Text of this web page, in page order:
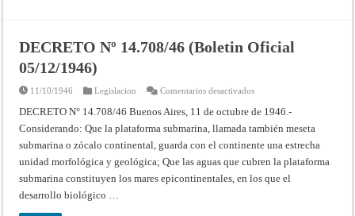
DECRETO Nº 14.708/46 (Boletin Oficial
05/12/1946)
11/10/1946 Legislacion Comentarios desactivadosen
Nº
14.708/46
(Boletin
05/12/1946)
DECRETO N° 14.708/46 Buenos Aires, 11 de octubre de 1946.-
Considerando: Que la plataforma submarina, llamada también meseta
submarina o zócalo continental, guarda con el continente una estrecha
unidad morfológica y geológica; Que las aguas que cubren la plataforma
submarina constituyen los mares epicontinentales, en los que el
desarrollo biológico …